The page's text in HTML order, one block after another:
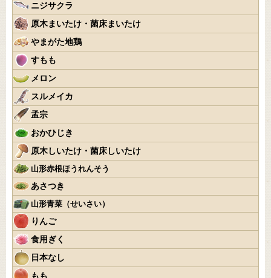
ニジサクラ
原木まいたけ・菌床まいたけ
やまがた地鶏
すもも
メロン
スルメイカ
孟宗
おかひじき
原木しいたけ・菌床しいたけ
山形赤根ほうれんそう
あさつき
山形青菜（せいさい）
りんご
食用ぎく
日本なし
もも